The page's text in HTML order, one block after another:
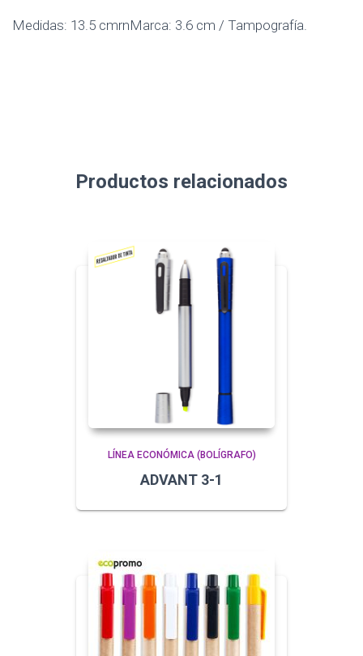
Medidas: 13.5 cmrnMarca: 3.6 cm / Tampografía.
Productos relacionados
LÍNEA ECONÓMICA (BOLÍGRAFO)
ADVANT 3-1